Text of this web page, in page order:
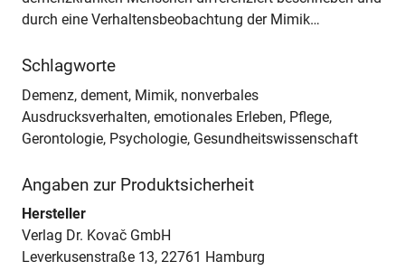
durch eine Verhaltensbeobachtung der Mimik…
Schlagworte
Demenz, dement, Mimik, nonverbales
Ausdrucksverhalten, emotionales Erleben, Pflege,
Gerontologie, Psychologie, Gesundheitswissenschaft
Angaben zur Produktsicherheit
Hersteller
Verlag Dr. Kovač GmbH
Leverkusenstraße 13, 22761 Hamburg